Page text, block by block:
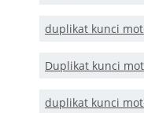
duplikat kunci
Duplikat kunci
duplikat kunci